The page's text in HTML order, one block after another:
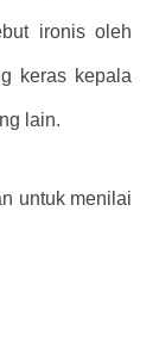
ironis oleh
keras kepala
lain.
untuk menilai